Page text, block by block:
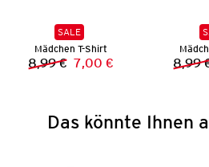
SALE
Mädchen T-Shirt
Vorheriger Preis:
8,99 € Neuer Preis:
7,00 € 8,99
Das könnte Ihnen